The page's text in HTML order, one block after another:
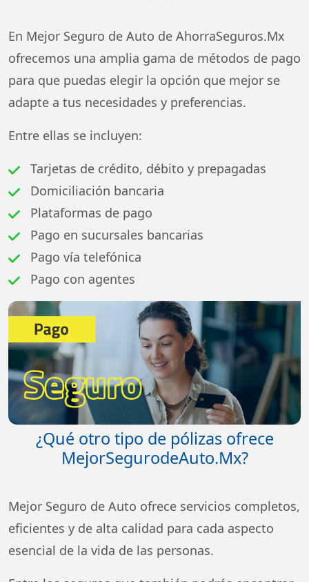
En Mejor Seguro de Auto de AhorraSeguros.Mx
ofrecemos una amplia gama de métodos de pago
para que puedas elegir la opción que mejor se
adapte a tus necesidades y preferencias.
Entre ellas se incluyen:
Tarjetas de crédito, débito y prepagadas
Domiciliación bancaria
Plataformas de pago
Pago en sucursales bancarias
Pago vía telefónica
Pago con agentes
¿Qué otro tipo de pólizas ofrece
MejorSegurodeAuto.Mx?
Mejor Seguro de Auto ofrece servicios completos,
eficientes y de alta calidad para cada aspecto
esencial de la vida de las personas.